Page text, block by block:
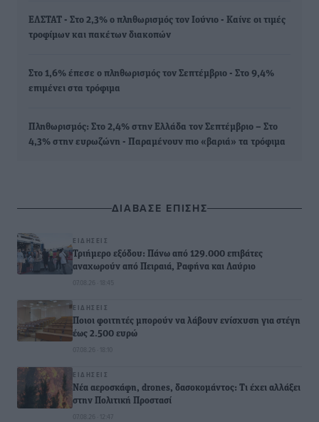
ΕΛΣΤΑΤ - Στο 2,3% ο πληθωρισμός τον Ιούνιο - Καίνε οι τιμές
τροφίμων και πακέτων διακοπών
Στο 1,6% έπεσε ο πληθωρισμός τον Σεπτέμβριο - Στο 9,4%
επιμένει στα τρόφιμα
Πληθωρισμός: Στο 2,4% στην Ελλάδα τον Σεπτέμβριο – Στο
4,3% στην ευρωζώνη - Παραμένουν πιο «βαριά» τα τρόφιμα
ΔΙΑΒΑΣΕ ΕΠΙΣΗΣ
ΕΙΔΉΣΕΙΣ
Τριήμερο εξόδου: Πάνω από 129.000 επιβάτες
αναχωρούν από Πειραιά, Ραφήνα και Λαύριο
07.08.26 · 18:45
ΕΙΔΉΣΕΙΣ
Ποιοι φοιτητές μπορούν να λάβουν ενίσχυση για στέγη
έως 2.500 ευρώ
07.08.26 · 18:10
ΕΙΔΉΣΕΙΣ
Νέα αεροσκάφη, drones, δασοκομάντος: Τι έχει αλλάξει
στην Πολιτική Προστασί
07.08.26 · 12:47